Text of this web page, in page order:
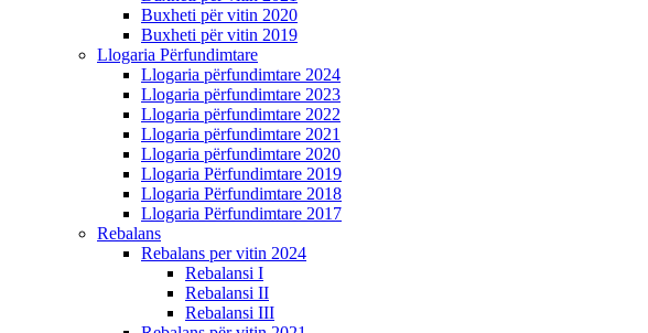
Buxheti për vitin 2020
Buxheti për vitin 2019
Llogaria Përfundimtare
Llogaria përfundimtare 2024
Llogaria përfundimtare 2023
Llogaria përfundimtare 2022
Llogaria përfundimtare 2021
Llogaria përfundimtare 2020
Llogaria Përfundimtare 2019
Llogaria Përfundimtare 2018
Llogaria Përfundimtare 2017
Rebalans
Rebalans per vitin 2024
Rebalansi I
Rebalansi II
Rebalansi III